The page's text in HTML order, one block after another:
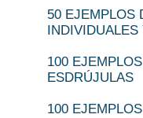
50 EJEMPLOS
100
ESDRÚJULAS
100